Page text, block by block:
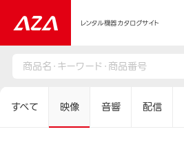
レンタル機器カタログサイト
すべて 映像 音響 配信